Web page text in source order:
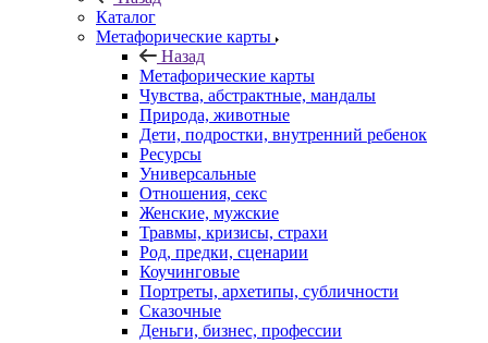
Каталог
Mетафорические карты
Назад
Mетафорические карты
Чувства, абстрактные, мандалы
Природа, животные
Дети, подростки, внутренний ребенок
Ресурсы
Универсальные
Отношения, секс
Женские, мужские
Травмы, кризисы, страхи
Род, предки, сценарии
Коучинговые
Портреты, архетипы, субличности
Сказочные
Деньги, бизнес, профессии